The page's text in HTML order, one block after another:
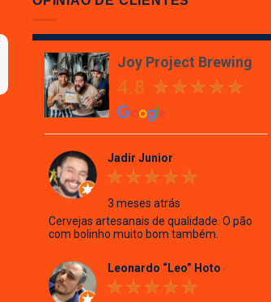
Joy Project Brewing
4.8
Jadir Junior
3 meses atrás
Cervejas artesanais de qualidade. O pão
com bolinho muito bom também.
Leonardo “Leo” Hoto